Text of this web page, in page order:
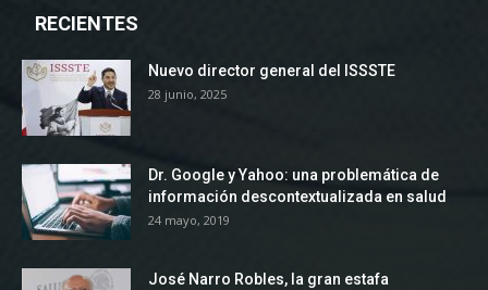
RECIENTES
Nuevo director general del ISSSTE
28 junio, 2025
Dr. Google y Yahoo: una problemática de
información descontextualizada en salud
24 mayo, 2019
José Narro Robles, la gran estafa